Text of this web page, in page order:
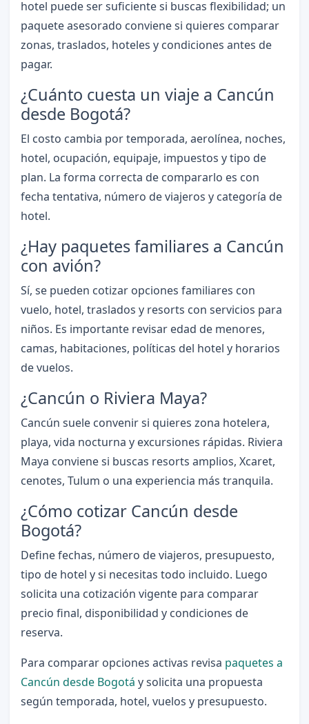
hotel puede ser suficiente si buscas flexibilidad; un
paquete asesorado conviene si quieres comparar
zonas, traslados, hoteles y condiciones antes de
pagar.
¿Cuánto cuesta un viaje a Cancún
desde Bogotá?
El costo cambia por temporada, aerolínea, noches,
hotel, ocupación, equipaje, impuestos y tipo de
plan. La forma correcta de compararlo es con
fecha tentativa, número de viajeros y categoría de
hotel.
¿Hay paquetes familiares a Cancún
con avión?
Sí, se pueden cotizar opciones familiares con
vuelo, hotel, traslados y resorts con servicios para
niños. Es importante revisar edad de menores,
camas, habitaciones, políticas del hotel y horarios
de vuelos.
¿Cancún o Riviera Maya?
Cancún suele convenir si quieres zona hotelera,
playa, vida nocturna y excursiones rápidas. Riviera
Maya conviene si buscas resorts amplios, Xcaret,
cenotes, Tulum o una experiencia más tranquila.
¿Cómo cotizar Cancún desde
Bogotá?
Define fechas, número de viajeros, presupuesto,
tipo de hotel y si necesitas todo incluido. Luego
solicita una cotización vigente para comparar
precio final, disponibilidad y condiciones de
reserva.
Para comparar opciones activas revisa paquetes a
Cancún desde Bogotá y solicita una propuesta
según temporada, hotel, vuelos y presupuesto.